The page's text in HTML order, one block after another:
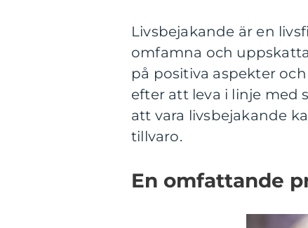
Livsbejakande är en
omfamna och
på positiva aspekter
efter att leva i linje med
att vara livsbejakande
tillvaro.
En omfattande